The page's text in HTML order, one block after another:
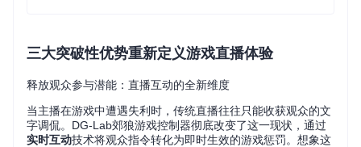
三大突破性优势重新定义游戏直播体验
释放观众参与潜能：直播互动的全新维度
当主播在游戏中遭遇失利时，传统直播往往只能收获观众的文
字调侃。DG-Lab郊狼游戏控制器彻底改变了这一现状，通过
实时互动技术将观众指令转化为即时生效的游戏惩罚。想象这